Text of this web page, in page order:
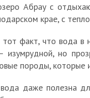
Абрау с
крае, с
факт, что вода в
изумрудной, но
породы, которые
даже полезна